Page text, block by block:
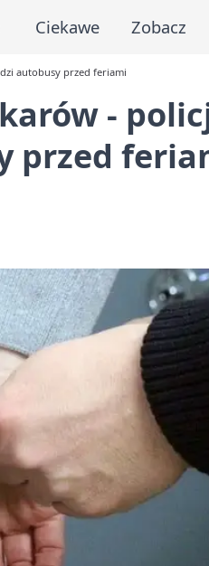
Ciekawe Zobacz
autobusy przed feriami
-
przed